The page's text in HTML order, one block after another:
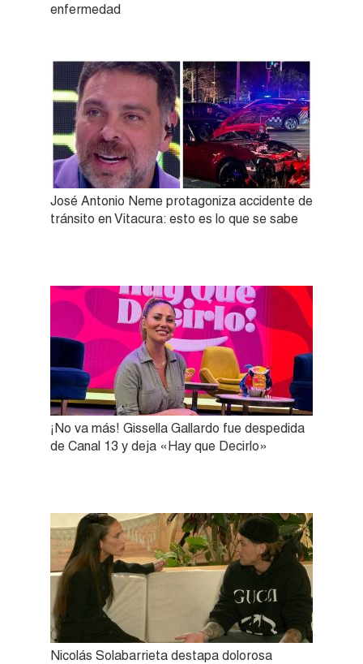
enfermedad
José Antonio Neme protagoniza accidente de
tránsito en Vitacura: esto es lo que se sabe
¡No va más! Gissella Gallardo fue despedida
de Canal 13 y deja «Hay que Decirlo»
Nicolás Solabarrieta destapa dolorosa